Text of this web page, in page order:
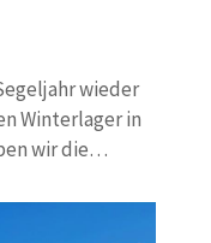
wieder
Winterlager in
wir die…